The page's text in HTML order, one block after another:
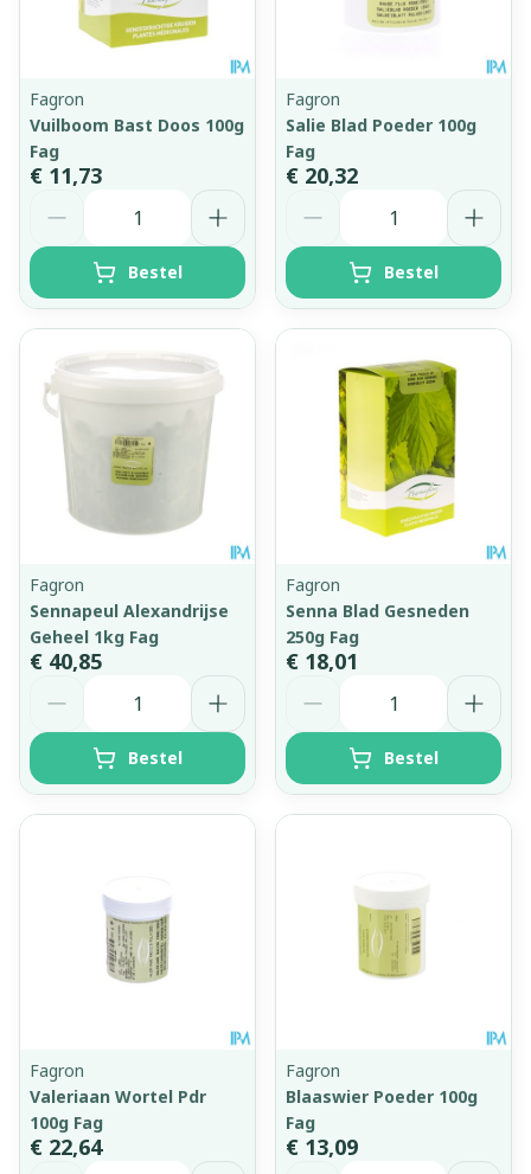
Fagron
Vuilboom Bast Doos 100g
Fag
€ 11,73
Bestel
Fagron
Salie Blad Poeder 100g
Fag
€ 20,32
Bestel
Fagron
Sennapeul Alexandrijse
Geheel 1kg Fag
€ 40,85
Bestel
Fagron
Senna Blad Gesneden
250g Fag
€ 18,01
Bestel
Fagron
Valeriaan Wortel Pdr
100g Fag
€ 22,64
Fagron
Blaaswier Poeder 100g
Fag
€ 13,09